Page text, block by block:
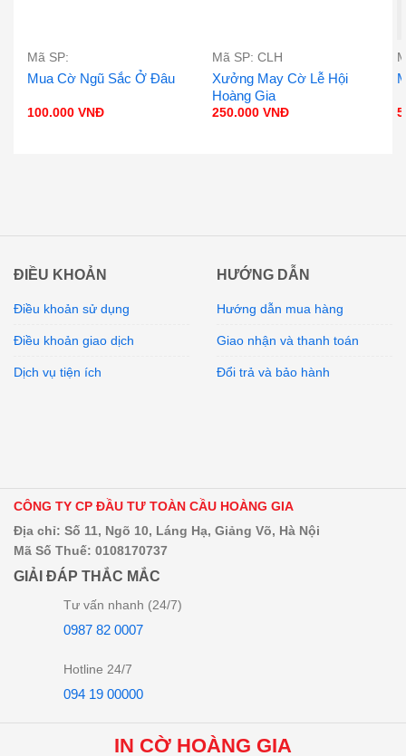
Mã SP:
Mua Cờ Ngũ Sắc Ở Đâu
100.000 VNĐ
Mã SP: CLH
Xưởng May Cờ Lễ Hội
Hoàng Gia
250.000 VNĐ
ĐIỀU KHOẢN
Điều khoản sử dụng
Điều khoản giao dịch
Dịch vụ tiện ích
HƯỚNG DẪN
Hướng dẫn mua hàng
Giao nhận và thanh toán
Đổi trả và bảo hành
CÔNG TY CP ĐẦU TƯ TOÀN CẦU HOÀNG GIA
Địa chỉ: Số 11, Ngõ 10, Láng Hạ, Giảng Võ, Hà Nội
Mã Số Thuế: 0108170737
GIẢI ĐÁP THẮC MẮC
Tư vấn nhanh (24/7)
0987 82 0007
Hotline 24/7
094 19 00000
IN CỜ HOÀNG GIA